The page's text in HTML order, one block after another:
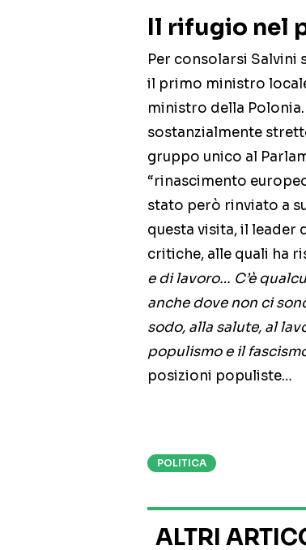
Il rifugio nel
Per consolarsi Salvini
il primo ministro
ministro della
sostanzialmente
gruppo unico al
“rinascimento
stato però rinviato a
questa visita, il leader
critiche, alle quali ha
e di lavoro… C’è
anche dove non ci
sodo, alla salute, al
populismo e il
posizioni populiste…
POLITICA
ALTRI